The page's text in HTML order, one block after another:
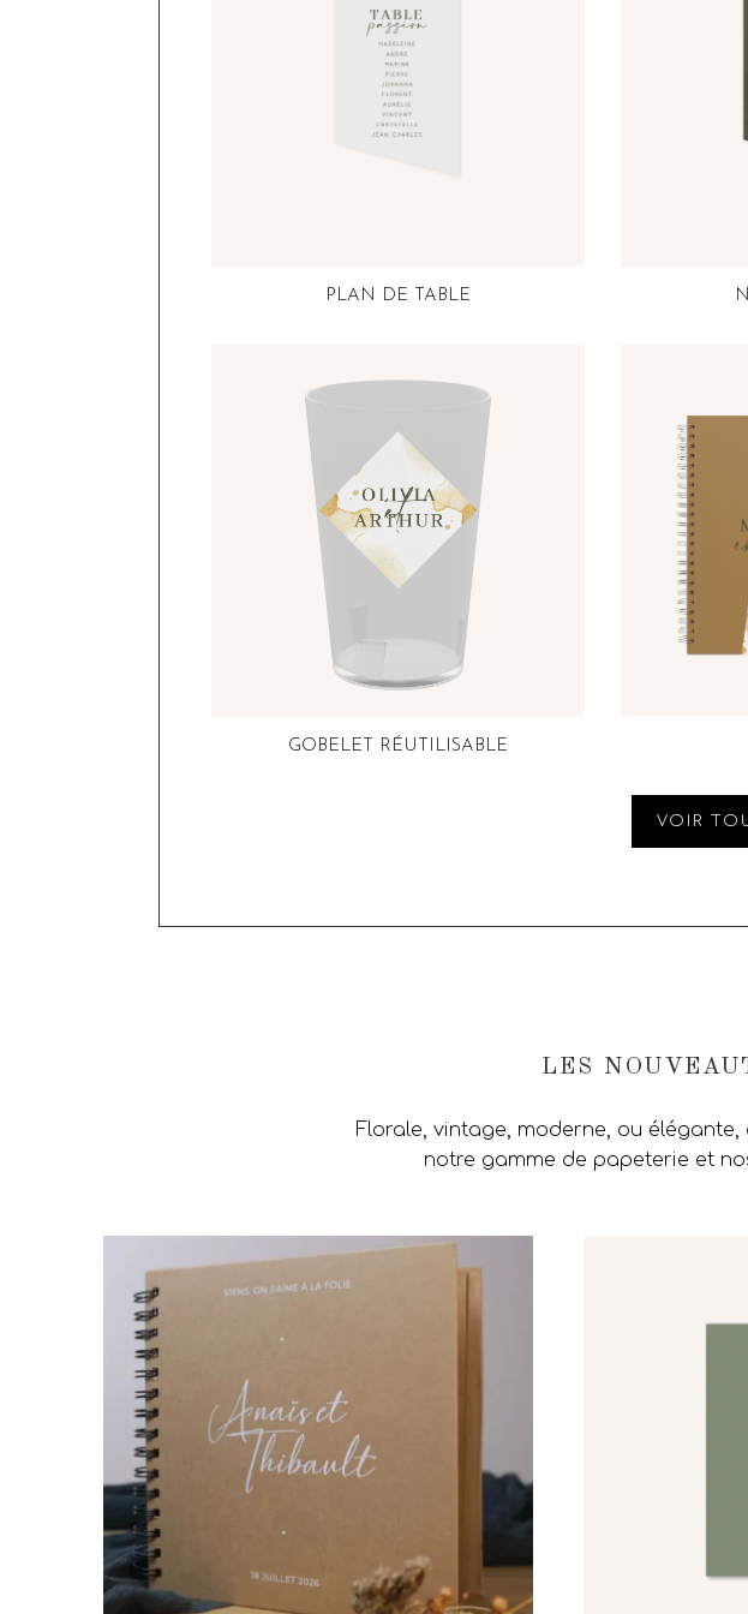
PLAN DE TABLE
GOBELET RÉUTILISABLE
VOIR
LES
Florale, vintage, moderne, ou
notre gamme de papeterie et